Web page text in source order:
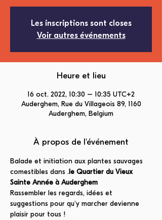
Les inscriptions sont closes
Voir autres événements
Heure et lieu
16 oct. 2022, 10:30 – 10:35 UTC+2
Auderghem, Rue du Villageois 89, 1160
Auderghem, Belgium
À propos de l'événement
Balade et initiation aux plantes sauvages
comestibles dans .le Quartier du Vieux
Sainte Année à Auderghem
Rassembler les regards, idées et
suggestions pour qu'y marcher devienne
plaisir pour tous !